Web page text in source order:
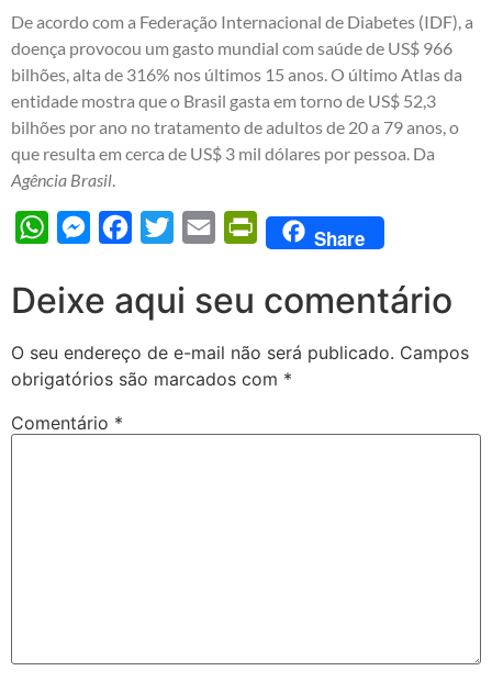
De acordo com a Federação Internacional de Diabetes (IDF), a
doença provocou um gasto mundial com saúde de US$ 966
bilhões, alta de 316% nos últimos 15 anos. O último Atlas da
entidade mostra que o Brasil gasta em torno de US$ 52,3
bilhões por ano no tratamento de adultos de 20 a 79 anos, o
que resulta em cerca de US$ 3 mil dólares por pessoa. Da
Agência Brasil.
WhatsAppMessengerFacebook
Twitter Email PrintFriendly
Share
Deixe aqui seu comentário
O seu endereço de e-mail não será publicado. Campos
obrigatórios são marcados com *
Comentário *